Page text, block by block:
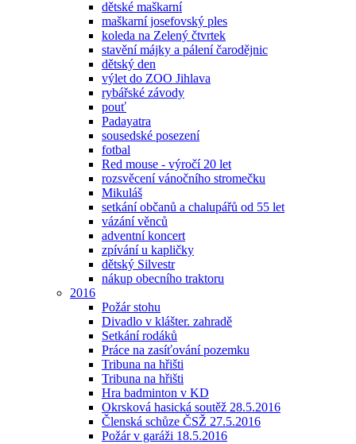
dětské maškarní
maškarní josefovský ples
koleda na Zelený čtvrtek
stavění májky a pálení čarodějnic
dětský den
výlet do ZOO Jihlava
rybářské závody
pouť
Padayatra
sousedské posezení
fotbal
Red mouse - výročí 20 let
rozsvěcení vánočního stromečku
Mikuláš
setkání občanů a chalupářů od 55 let
vázání věnců
adventní koncert
zpívání u kapličky
dětský Silvestr
nákup obecního traktoru
2016
Požár stohu
Divadlo v klášter. zahradě
Setkání rodáků
Práce na zasíťování pozemku
Tribuna na hřišti
Tribuna na hřišti
Hra badminton v KD
Okrsková hasická soutěž 28.5.2016
Členská schůze ČSŽ 27.5.2016
Požár v garáži 18.5.2016